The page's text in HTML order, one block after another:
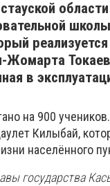
в
на 900
Килыбай,
населённого
государства